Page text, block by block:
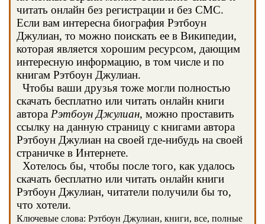
читать онлайн без регистрации и без СМС.
Если вам интересна биография Рэтбоун
Джулиан, то можно поискать ее в Википедии,
которая является хорошим ресурсом, дающим
интересную информацию, в том числе и по
книгам Рэтбоун Джулиан.
Чтобы ваши друзья тоже могли полностью
скачать бесплатно или читать онлайн книги
автора Рэтбоун Джулиан, можно проставить
ссылку на данную страницу с книгами автора
Рэтбоун Джулиан на своей где-нибудь на своей
страничке в Интернете.
Хотелось бы, чтобы после того, как удалось
скачать бесплатно или читать онлайн книги
Рэтбоун Джулиан, читатели получили бы то,
что хотели.
Ключевые слова: Рэтбоун Джулиан, книги, все, полные